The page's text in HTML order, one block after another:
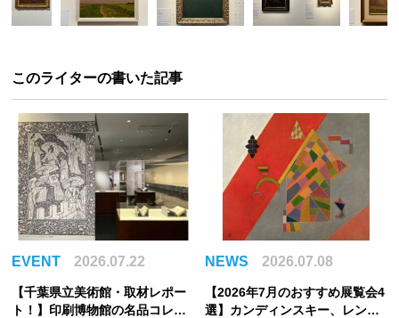
このライターの書いた記事
EVENT 2026.07.22
【千葉県立美術館・取材レポー
ト！】印刷博物館の名品コレク
NEWS 2026.07.08
【2026年7月のおすすめ展覧会4
選】カンディンスキー、レンブ